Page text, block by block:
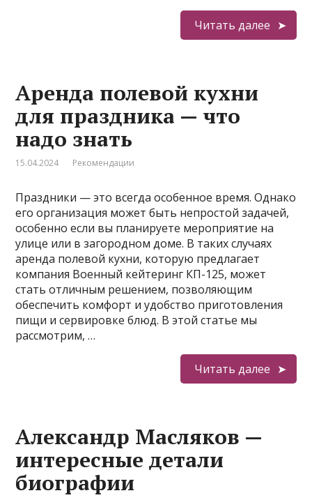
Читать далее
Аренда полевой кухни
для праздника — что
надо знать
15.04.2024 Рекомендации
Праздники — это всегда особенное время. Однако
его организация может быть непростой задачей,
особенно если вы планируете мероприятие на
улице или в загородном доме. В таких случаях
аренда полевой кухни, которую предлагает
компания Военный кейтеринг КП-125, может
стать отличным решением, позволяющим
обеспечить комфорт и удобство приготовления
пищи и сервировке блюд. В этой статье мы
рассмотрим, …
Читать далее
Александр Масляков —
интересные детали
биографии